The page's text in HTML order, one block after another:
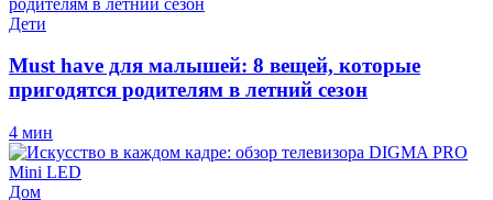
Дети
Must have для малышей: 8 вещей, которые
пригодятся родителям в летний сезон
4 мин
Дом